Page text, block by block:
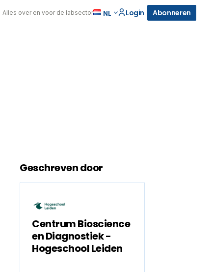
Alles over en voor de labsector NL Login Abonneren
Geschreven door
Centrum Bioscience
en Diagnostiek -
Hogeschool Leiden